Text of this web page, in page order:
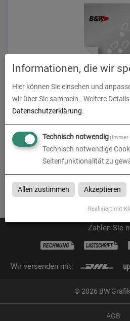
Fußbodenaufkleber
zum Artikel
Fussbodenaufkleber
Fussbodenaufkleber bei B&W
Zahlen Sie
Wir versenden mit:
© 2026 BW
AGB
Informationen, die wir
Hier können Sie einsehen und
wir über Sie sammeln. Weitere
Datenschutzerklärung.
Technisch notwendig(immer
Technisch notwendige
Seitenfunktionalität zu
Allen zustimmen Akzeptieren
Realisiert mit